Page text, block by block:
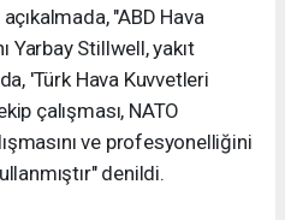
açıkalmada, "ABD Hava
Yarbay Stillwell, yakıt
'Türk Hava Kuvvetleri
çalışması, NATO
ve profesyonelliğini
denildi.